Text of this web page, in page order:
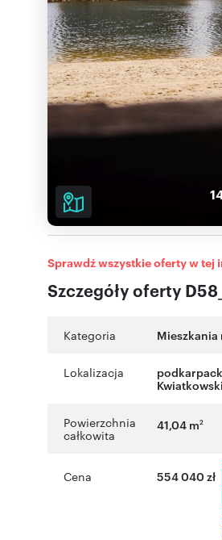
Szczegóły oferty
Sprawdź wszystkie oferty w tej
Kategoria Mieszkania
Lokalizacja
Powierzchnia
całkowita
41,04 m2
Cena 554 040 zł